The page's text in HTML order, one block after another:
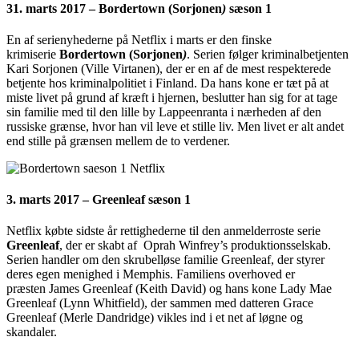
31. marts 2017 – Bordertown (Sorjonen) sæson 1
En af serienyhederne på Netflix i marts er den finske
krimiserie Bordertown (Sorjonen). Serien følger kriminalbetjenten
Kari Sorjonen (Ville Virtanen), der er en af de mest respekterede
betjente hos kriminalpolitiet i Finland. Da hans kone er tæt på at
miste livet på grund af kræft i hjernen, beslutter han sig for at tage
sin familie med til den lille by Lappeenranta i nærheden af den
russiske grænse, hvor han vil leve et stille liv. Men livet er alt andet
end stille på grænsen mellem de to verdener.
3. marts 2017 – Greenleaf sæson 1
Netflix købte sidste år rettighederne til den anmelderroste serie
Greenleaf, der er skabt af Oprah Winfrey’s produktionsselskab.
Serien handler om den skrubelløse familie Greenleaf, der styrer
deres egen menighed i Memphis. Familiens overhoved er
præsten James Greenleaf (Keith David) og hans kone Lady Mae
Greenleaf (Lynn Whitfield), der sammen med datteren Grace
Greenleaf (Merle Dandridge) vikles ind i et net af løgne og
skandaler.